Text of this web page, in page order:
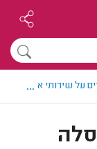
על שירותי ...